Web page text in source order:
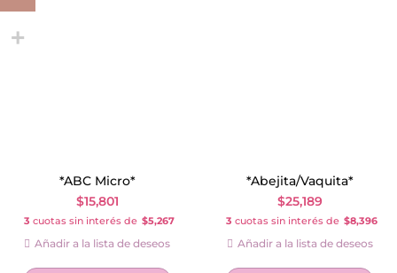
*ABC Micro*
$15,801
3 cuotas sin interés de $5,267
Añadir a la lista de deseos
*Abejita/Vaquita*
$25,189
3 cuotas sin interés de $8,396
Añadir a la lista de deseos